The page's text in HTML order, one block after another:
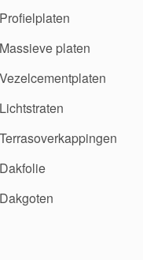
Profielplaten
Massieve platen
Vezelcementplaten
Lichtstraten
Terrasoverkappingen
Dakfolie
Dakgoten